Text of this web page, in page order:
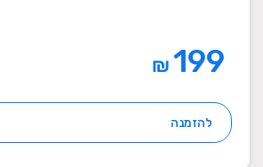
₪
להזמנה